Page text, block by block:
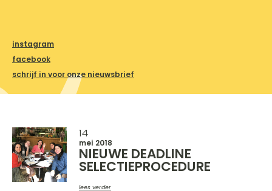
instagram
facebook
schrijf in voor onze nieuwsbrief
14
mei 2018
NIEUWE DEADLINE
SELECTIEPROCEDURE
lees verder